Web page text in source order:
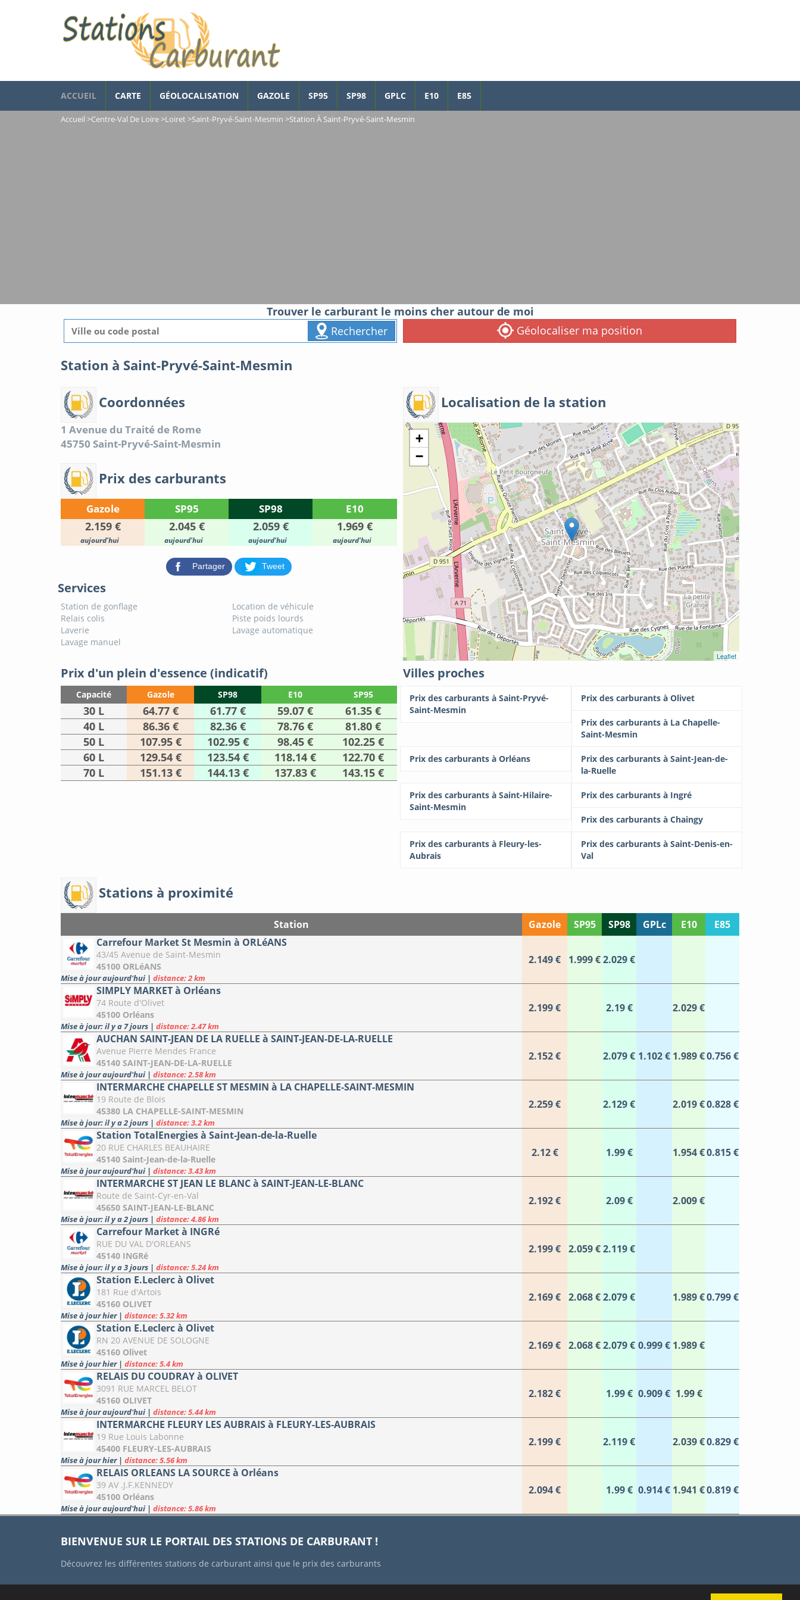
ACCUEIL CARTE GÉOLOCALISATION GAZOLE SP95 SP98 GPLC E10 E85
Accueil >Centre-Val De Loire>Loiret >Saint-Pryvé-Saint-Mesmin >Station À Saint-Pryvé-Saint-Mesmin
Trouver le carburant le moins cher autour de moi
Rechercher
Géolocaliser ma position
Station à Saint-Pryvé-Saint-Mesmin
Coordonnées
1 Avenue du Traité de Rome
45750 Saint-Pryvé-Saint-Mesmin
Prix des carburants
Gazole SP95 SP98 E10
2.159 € 2.045 € 2.059 € 1.969 €
aujourd'hui aujourd'hui aujourd'hui aujourd'hui
Partager Tweet
Services
Station de gonflage
Location de véhicule
Relais colis
Piste poids lourds
Laverie
Lavage automatique
Lavage manuel
Localisation de la station
+
−
Leaflet
Prix d'un plein d'essence (indicatif)
Capacité Gazole SP98 E10 SP95
30 L 64.77 € 61.77 € 59.07 €
61.35 €
40 L
86.36 € 82.36 € 78.76 €
81.80 €
50 L
107.95 € 102.95 € 98.45 €
102.25 €
60 L
129.54 € 123.54 € 118.14 €
122.70 €
70 L
151.13 € 144.13 € 137.83 € 143.15 €
Villes proches
Prix des carburants à Saint-Pryvé-
Saint-Mesmin
Prix des carburants à Olivet
Prix des carburants à La Chapelle-
Saint-Mesmin
Prix des carburants à Orléans
Prix des carburants à Saint-Jean-de-
la-Ruelle
Prix des carburants à Saint-Hilaire-
Saint-Mesmin
Prix des carburants à Ingré
Prix des carburants à Chaingy
Prix des carburants à Fleury-les-
Aubrais
Prix des carburants à Saint-Denis-en-
Val
Stations à proximité
Station Gazole SP95 SP98 GPLc E10
E85
Carrefour Market St Mesmin à ORLéANS
43/45 Avenue de Saint-Mesmin
45100 ORLéANS
Mise à jour aujourd'hui | distance: 2 km
2.149 € 1.999 €2.029 €
SIMPLY MARKET à Orléans
74 Route d'Olivet
45100 Orléans
Mise à jour: il y a 7 jours | distance: 2.47 km
2.199 € 2.19 € 2.029 €
AUCHAN SAINT-JEAN DE LA RUELLE à SAINT-JEAN-DE-LA-RUELLE
Avenue Pierre Mendes France
45140 SAINT-JEAN-DE-LA-RUELLE
Mise à jour aujourd'hui | distance: 2.58 km
2.152 € 2.079 € 1.102 € 1.989 €0.756 €
INTERMARCHE CHAPELLE ST MESMIN à LA CHAPELLE-SAINT-MESMIN
19 Route de Blois
45380 LA CHAPELLE-SAINT-MESMIN
Mise à jour: il y a 2 jours | distance: 3.2 km
2.259 € 2.129 € 2.019 €0.828 €
Station TotalEnergies à Saint-Jean-de-la-Ruelle
20 RUE CHARLES BEAUHAIRE
45140 Saint-Jean-de-la-Ruelle
Mise à jour aujourd'hui | distance: 3.43 km
2.12 € 1.99 € 1.954 €0.815 €
INTERMARCHE ST JEAN LE BLANC à SAINT-JEAN-LE-BLANC
Route de Saint-Cyr-en-Val
45650 SAINT-JEAN-LE-BLANC
Mise à jour: il y a 2 jours | distance: 4.86 km
2.192 € 2.09 € 2.009 €
Carrefour Market à INGRé
RUE DU VAL D'ORLEANS
45140 INGRé
Mise à jour: il y a 3 jours | distance: 5.24 km
2.199 € 2.059 €2.119 €
Station E.Leclerc à Olivet
181 Rue d'Artois
45160 OLIVET
Mise à jour hier | distance: 5.32 km
2.169 € 2.068 €2.079 € 1.989 €0.799 €
Station E.Leclerc à Olivet
RN 20 AVENUE DE SOLOGNE
45160 Olivet
Mise à jour hier | distance: 5.4 km
2.169 € 2.068 €2.079 € 0.999 € 1.989 €
RELAIS DU COUDRAY à OLIVET
3091 RUE MARCEL BELOT
45160 OLIVET
Mise à jour aujourd'hui | distance: 5.44 km
2.182 € 1.99 € 0.909 € 1.99 €
INTERMARCHE FLEURY LES AUBRAIS à FLEURY-LES-AUBRAIS
19 Rue Louis Labonne
45400 FLEURY-LES-AUBRAIS
Mise à jour hier | distance: 5.56 km
2.199 € 2.119 € 2.039 €0.829 €
RELAIS ORLEANS LA SOURCE à Orléans
39 AV .J.F.KENNEDY
45100 Orléans
Mise à jour aujourd'hui | distance: 5.86 km
2.094 € 1.99 € 0.914 € 1.941 €0.819 €
BIENVENUE SUR LE PORTAIL DES STATIONS DE CARBURANT !
Découvrez les différentes stations de carburant ainsi que le prix des carburants